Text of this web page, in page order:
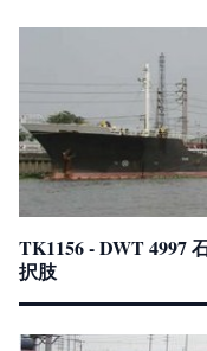
TK1156 - DWT 4997
択肢